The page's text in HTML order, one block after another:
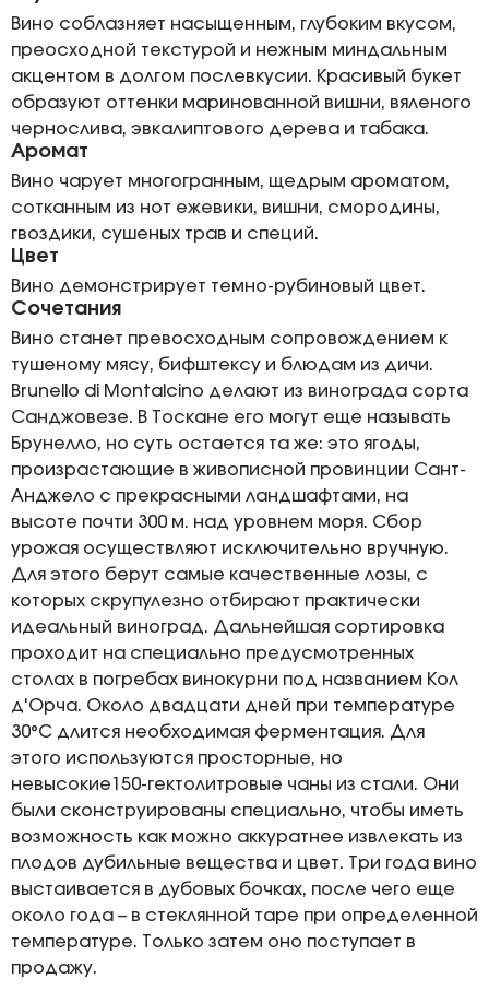
Вино соблазняет насыщенным, глубоким вкусом,
преосходной текстурой и нежным миндальным
акцентом в долгом послевкусии. Красивый букет
образуют оттенки маринованной вишни, вяленого
чернослива, эвкалиптового дерева и табака.
Аромат
Вино чарует многогранным, щедрым ароматом,
сотканным из нот ежевики, вишни, смородины,
гвоздики, сушеных трав и специй.
Цвет
Вино демонстрирует темно-рубиновый цвет.
Сочетания
Вино станет превосходным сопровождением к
тушеному мясу, бифштексу и блюдам из дичи.
Brunello di Montalcino делают из винограда сорта
Санджовезе. В Тоскане его могут еще называть
Брунелло, но суть остается та же: это ягоды,
произрастающие в живописной провинции Сант-
Анджело с прекрасными ландшафтами, на
высоте почти 300 м. над уровнем моря. Сбор
урожая осуществляют исключительно вручную.
Для этого берут самые качественные лозы, с
которых скрупулезно отбирают практически
идеальный виноград. Дальнейшая сортировка
проходит на специально предусмотренных
столах в погребах винокурни под названием Кол
д'Орча. Около двадцати дней при температуре
30°С длится необходимая ферментация. Для
этого используются просторные, но
невысокие150-гектолитровые чаны из стали. Они
были сконструированы специально, чтобы иметь
возможность как можно аккуратнее извлекать из
плодов дубильные вещества и цвет. Три года вино
выстаивается в дубовых бочках, после чего еще
около года – в стеклянной таре при определенной
температуре. Только затем оно поступает в
продажу.